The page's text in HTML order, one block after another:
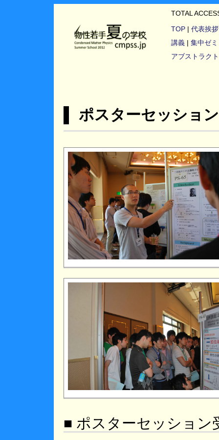
TOTAL
TOP | 代表挨拶
講義 | 集中ゼミ
アブストラクト
▌ ポスターセッション
■ ポスターセッション